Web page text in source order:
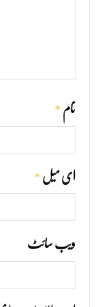
نام *
ای میل *
ویب‌ سائٹ